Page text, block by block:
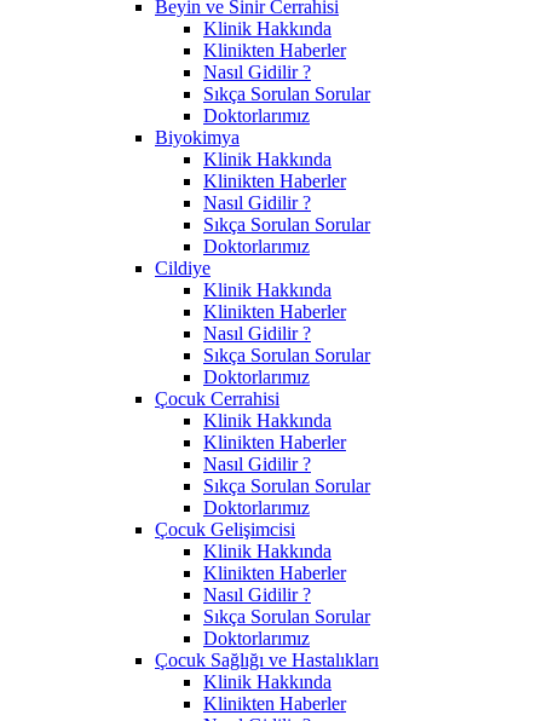
Beyin ve Sinir Cerrahisi
Klinik Hakkında
Klinikten Haberler
Nasıl Gidilir ?
Sıkça Sorulan Sorular
Doktorlarımız
Biyokimya
Klinik Hakkında
Klinikten Haberler
Nasıl Gidilir ?
Sıkça Sorulan Sorular
Doktorlarımız
Cildiye
Klinik Hakkında
Klinikten Haberler
Nasıl Gidilir ?
Sıkça Sorulan Sorular
Doktorlarımız
Çocuk Cerrahisi
Klinik Hakkında
Klinikten Haberler
Nasıl Gidilir ?
Sıkça Sorulan Sorular
Doktorlarımız
Çocuk Gelişimcisi
Klinik Hakkında
Klinikten Haberler
Nasıl Gidilir ?
Sıkça Sorulan Sorular
Doktorlarımız
Çocuk Sağlığı ve Hastalıkları
Klinik Hakkında
Klinikten Haberler